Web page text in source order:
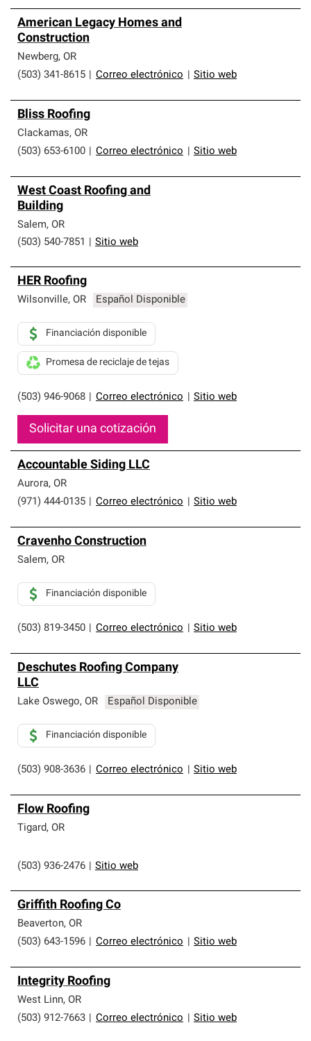
American Legacy Homes and
Construction
Newberg, OR
(503) 341-8615
Correo electrónico Sitio web
Bliss Roofing
Clackamas, OR
(503) 653-6100
Correo electrónico Sitio web
West Coast Roofing and
Building
Salem, OR
(503) 540-7851
Sitio web
HER Roofing
Wilsonville, OR Español Disponible
(503) 946-9068 Correo electrónico Sitio web
Financiación disponible
Promesa de reciclaje de tejas
Solicitar una cotización
Accountable Siding LLC
Aurora, OR
(971) 444-0135
Correo electrónico Sitio web
Cravenho Construction
Salem, OR
(503) 819-3450 Correo electrónico Sitio web
Financiación disponible
Deschutes Roofing Company
LLC
Lake Oswego, OR Español Disponible
(503) 908-3636 Correo electrónico Sitio web
Financiación disponible
Flow Roofing
Tigard, OR
(503) 936-2476 Sitio web
Griffith Roofing Co
Beaverton, OR
(503) 643-1596
Correo electrónico Sitio web
Integrity Roofing
West Linn, OR
(503) 912-7663
Correo electrónico Sitio web